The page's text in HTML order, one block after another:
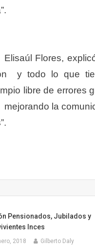
Flores,
y todo lo que
libre de errores
la
Pensionados, Jubilados y
Inces
2018 Gilberto Daly